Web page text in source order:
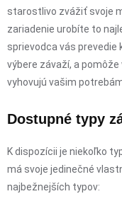
starostlivo zvážiť svoje
zariadenie urobíte to
sprievodca vás
výbere závaží, a
vyhovujú vašim
Dostupné typy
K dispozícii je niekoľko
má svoje jedinečné
najbežnejších typov: